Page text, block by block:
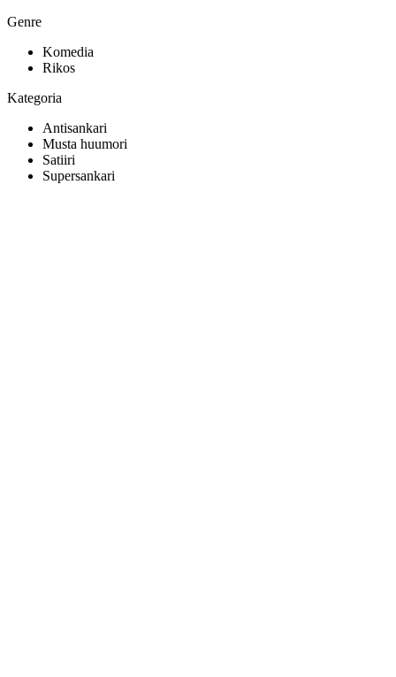
Genre
Komedia
Rikos
Kategoria
Antisankari
Musta huumori
Satiiri
Supersankari